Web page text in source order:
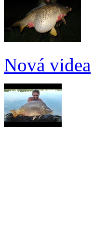
Nová videa